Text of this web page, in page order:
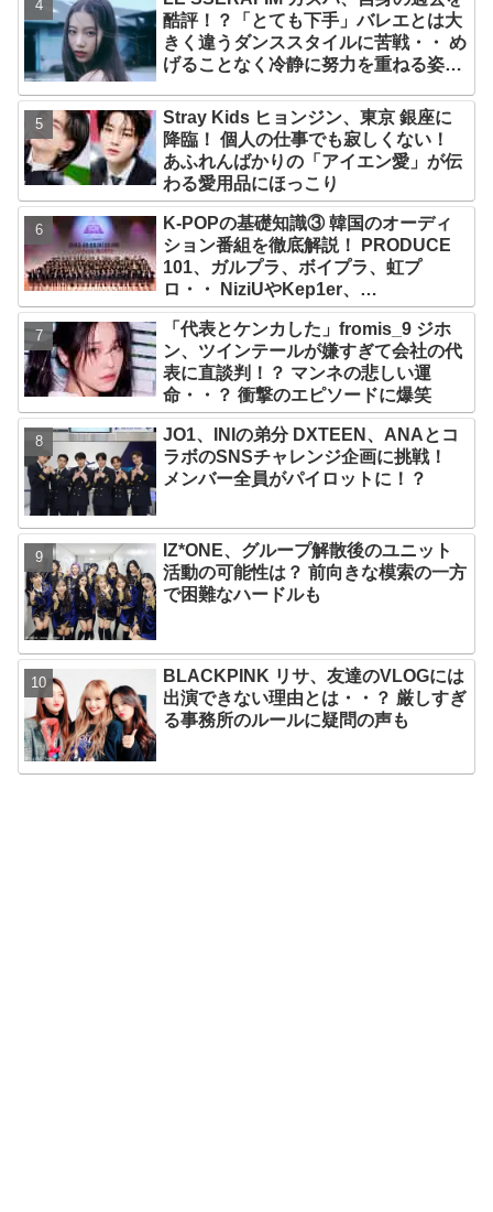
酷評！？「とても下手」バレエとは大
きく違うダンススタイルに苦戦・・ め
げることなく冷静に努力を重ねる姿に
Stray Kids ヒョンジン、東京 銀座に
降臨！ 個人の仕事でも寂しくない！
あふれんばかりの「アイエン愛」が伝
わる愛用品にほっこり
K-POPの基礎知識③ 韓国のオーディ
ション番組を徹底解説！ PRODUCE
101、ガルプラ、ボイプラ、虹プ
ロ・・ NiziUやKep1er、
ZEROBASEONEら人気グループが
続々と誕生！ JO1やINI、ME:Iを生ん
だ日プまで一挙紹介
「代表とケンカした」fromis_9 ジホ
ン、ツインテールが嫌すぎて会社の代
表に直談判！？ マンネの悲しい運
命・・？ 衝撃のエピソードに爆笑
JO1、INIの弟分 DXTEEN、ANAとコ
ラボのSNSチャレンジ企画に挑戦！
メンバー全員がパイロットに！？
IZ*ONE、グループ解散後のユニット
活動の可能性は？ 前向きな模索の一方
で困難なハードルも
BLACKPINK リサ、友達のVLOGには
出演できない理由とは・・？ 厳しすぎ
る事務所のルールに疑問の声も